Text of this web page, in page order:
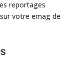
reportages
votre emag de